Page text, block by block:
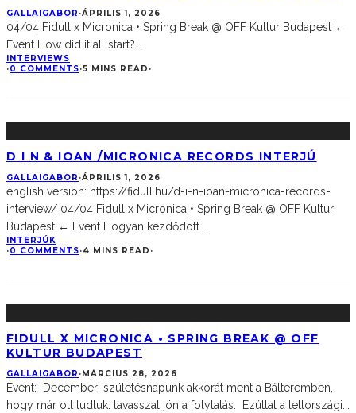
GALLAIGABOR ·ÁPRILIS 1, 2026
04/04 Fidull x Micronica • Spring Break @ OFF Kultur Budapest ←
Event How did it all start?
INTERVIEWS
·0 COMMENTS·5 MINS READ ·
D I N & IOAN /MICRONICA RECORDS INTERJÚ
GALLAIGABOR ·ÁPRILIS 1, 2026
english version: https://fidull.hu/d-i-n-ioan-micronica-records-
interview/ 04/04 Fidull x Micronica • Spring Break @ OFF Kultur
Budapest ← Event Hogyan kezdődött
INTERJÚK
·0 COMMENTS·4 MINS READ ·
FIDULL X MICRONICA • SPRING BREAK @ OFF
KULTUR BUDAPEST
GALLAIGABOR · MÁRCIUS 28, 2026
Event: Decemberi születésnapunk akkorát ment a Bálteremben,
hogy már ott tudtuk: tavasszal jön a folytatás. Ezúttal a lettországi...